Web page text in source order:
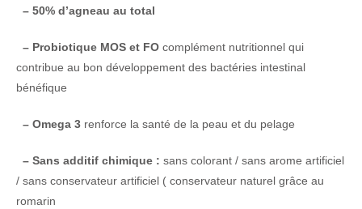
– 50% d’agneau au total
– Probiotique MOS et FO complément nutritionnel qui
contribue au bon développement des bactéries intestinal
bénéfique
– Omega 3 renforce la santé de la peau et du pelage
– Sans additif chimique : sans colorant / sans arome artificiel
/ sans conservateur artificiel ( conservateur naturel grâce au
romarin